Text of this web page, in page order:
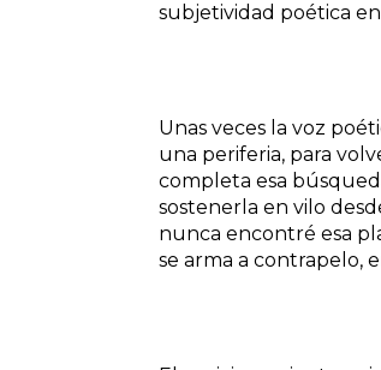
subjetividad poética
Unas veces la voz
una periferia, para
completa esa
sostenerla en vilo
nunca encontré esa
se arma a contrapelo,